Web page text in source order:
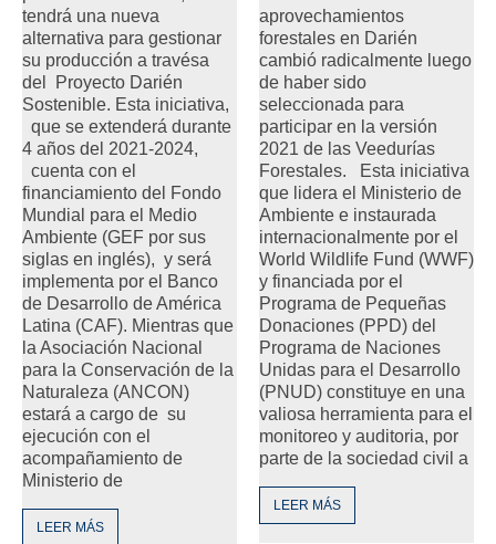
tendrá una nueva
alternativa para gestionar
su producción a travésa
del Proyecto Darién
Sostenible. Esta iniciativa,
que se extenderá durante
4 años del 2021-2024,
cuenta con el
financiamiento del Fondo
Mundial para el Medio
Ambiente (GEF por sus
siglas en inglés), y será
implementa por el Banco
de Desarrollo de América
Latina (CAF). Mientras que
la Asociación Nacional
para la Conservación de la
Naturaleza (ANCON)
estará a cargo de su
ejecución con el
acompañamiento de
Ministerio de
LEER MÁS
aprovechamientos
forestales en Darién
cambió radicalmente luego
de haber sido
seleccionada para
participar en la versión
2021 de las Veedurías
Forestales. Esta iniciativa
que lidera el Ministerio de
Ambiente e instaurada
internacionalmente por el
World Wildlife Fund (WWF)
y financiada por el
Programa de Pequeñas
Donaciones (PPD) del
Programa de Naciones
Unidas para el Desarrollo
(PNUD) constituye en una
valiosa herramienta para el
monitoreo y auditoria, por
parte de la sociedad civil a
LEER MÁS